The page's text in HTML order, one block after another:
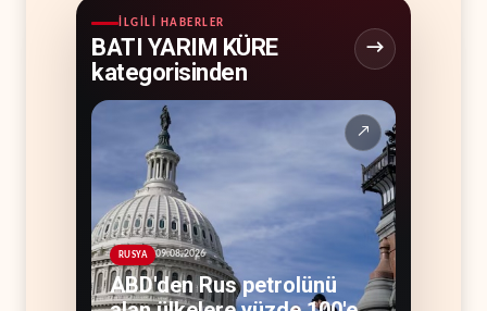
İLGILI HABERLER
BATI YARIM KÜRE
kategorisinden
↗
RUSYA 09.08.2026
ABD'den Rus petrolünü